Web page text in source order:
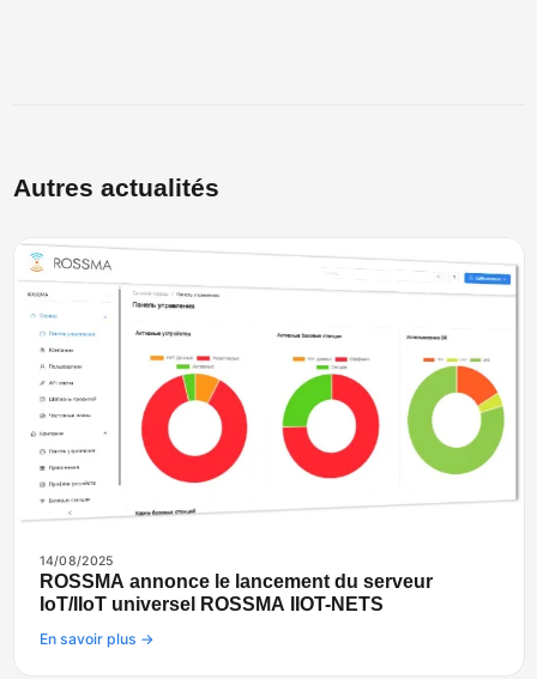
Autres actualités
14/08/2025
ROSSMA annonce le lancement du serveur
IoT/IIoT universel ROSSMA IIOT-NETS
En savoir plus →